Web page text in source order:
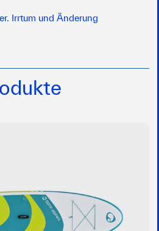
Irrtum und Änderung